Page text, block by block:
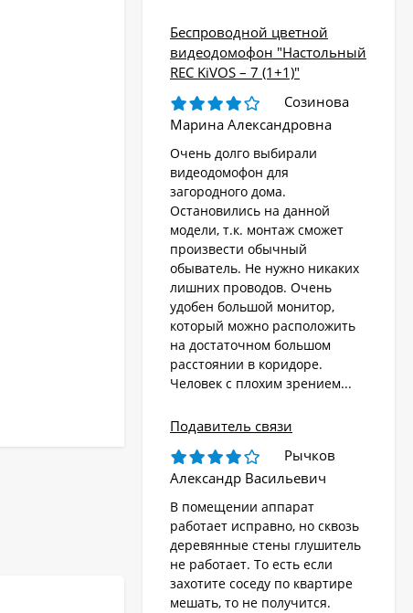
Беспроводной цветной
видеодомофон "Настольный
REC KiVOS – 7 (1+1)"
Созинова
Марина Александровна
Очень долго выбирали
видеодомофон для
загородного дома.
Остановились на данной
модели, т.к. монтаж сможет
произвести обычный
обыватель. Не нужно никаких
лишних проводов. Очень
удобен большой монитор,
который можно расположить
на достаточном большом
расстоянии в коридоре.
Человек с плохим зрением...
Подавитель связи
Рычков
Александр Васильевич
В помещении аппарат
работает исправно, но сквозь
деревянные стены глушитель
не работает. То есть если
захотите соседу по квартире
мешать, то не получится.